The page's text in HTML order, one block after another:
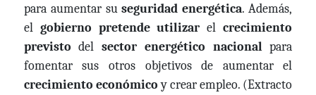
para aumentar suseguridad energética. Además,
el gobierno pretende utilizar elcrecimiento
previsto delsector energético nacionalpara
fomentar sus otros objetivos de aumentar el
crecimiento económicoy crear empleo. (Extracto